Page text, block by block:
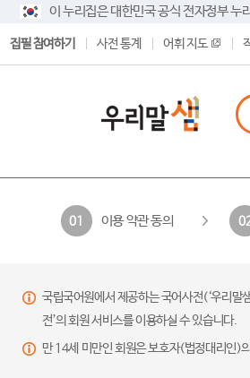
이 누리집은 대한민국 공식 전자정부 누
집필 참여하기 사전 통계 어휘 지도
01 이용 약관 동의
국립국어원에서 제공하는 국어사전(‘우리말
전’의 회원 서비스를 이용하실 수 있습니다.
만 14세 미만인 회원은 보호자(법정대리인)